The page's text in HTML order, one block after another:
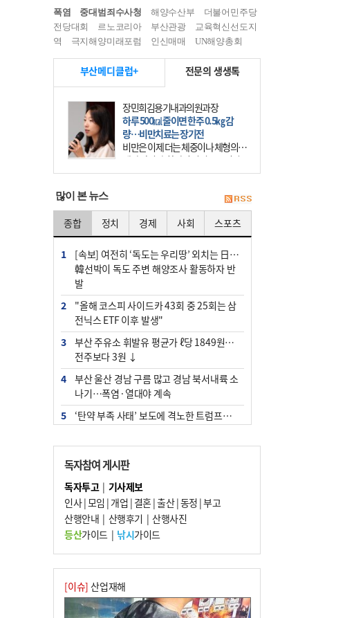
폭염 중대범죄수사청 해양수산부
더불어민주당
전당대회
르노코리아 부산관광
교육혁신선도지
역
극지해양미래포럼 인신매매 UN해양총회
부산메디클럽+ 전문의 생생톡
이유림 광도한의원 원장
목 통증, 침·뜸·추나 같이 하면 효과
적
휴대전화가 우리의 일상에 들어온 지
20년이 넘었다. 요즘에는 사람들 대
부분 스마트폰이라는 작은 기계를 한
많이 본 뉴스
종합 정치 경제 사회 스포츠
1
[속보] 여전히 ‘독도는 우리땅’ 외치는 日…
韓선박이 독도 주변 해양조사 활동하자 반
발
2
"올해 코스피 사이드카 43회 중 25회는 삼
전닉스 ETF 이후 발생"
3
부산 주유소 휘발유 평균가 ℓ당 1849원…
전주보다 3원 ↓
4
부산 울산 경남 구름 많고 경남 북서내륙 소
나기…폭염·열대야 계속
5
‘탄약 부족 사태’ 보도에 격노한 트럼프…
물선 적발
7
백양산 고지대 마을우물 55년 만에 바닥
경위 이하 경찰 하위직 ‘중수청 러시’ 전
망…檢 기피와 대조
10 피란마을 67년 역사인데…전교생 24명 아
미초 통폐합 기로
독자참여 게시판
독자투고| 기사제보
인사|모임 | 개업 | 결혼|출산|동정 |부고
산행안내 | 산행후기 | 산행사진
등산가이드| 낚시가이드
[이슈] 산업재해